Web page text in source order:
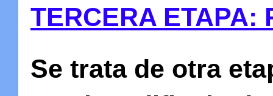
TERCERA ETAPA:
Se trata de otra